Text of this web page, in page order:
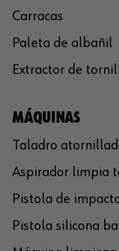
Carracas
Paleta de albañil
Extractor de
MÁQUINAS
Taladro
Aspirador limpia
Pistola de
Pistola silicona